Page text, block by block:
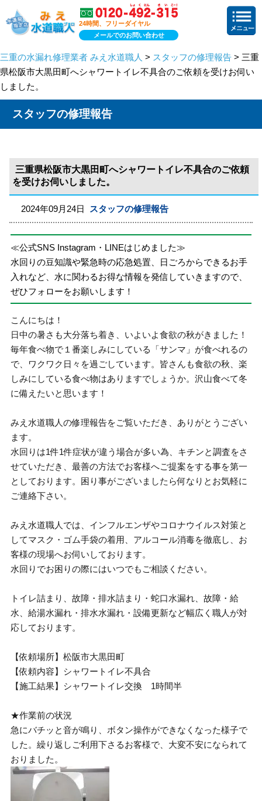
24時間、フリーダイヤル
メールでのお問い合わせ
三重の水漏れ修理業者 みえ水道職人 > スタッフの修理報告 > 三重
県松阪市大黒田町へシャワートイレ不具合のご依頼を受けお伺い
しました。
スタッフの修理報告
三重県松阪市大黒田町へシャワートイレ不具合のご依頼
を受けお伺いしました。
2024年09月24日 スタッフの修理報告
≪公式SNS Instagram・LINEはじめました≫
水回りの豆知識や緊急時の応急処置、日ごろからできるお手
入れなど、水に関わるお得な情報を発信していきますので、
ぜひフォローをお願いします！
こんにちは！
日中の暑さも大分落ち着き、いよいよ食欲の秋がきました！
毎年食べ物で１番楽しみにしている「サンマ」が食べれるの
で、ワクワク日々を過ごしています。皆さんも食欲の秋、楽
しみにしている食べ物はありますでしょうか。沢山食べて冬
に備えたいと思います！
みえ水道職人の修理報告をご覧いただき、ありがとうござい
ます。
水回りは1件1件症状が違う場合が多い為、キチンと調査をさ
せていただき、最善の方法でお客様へご提案をする事を第一
としております。困り事がございましたら何なりとお気軽に
ご連絡下さい。
みえ水道職人では、インフルエンザやコロナウイルス対策と
してマスク・ゴム手袋の着用、アルコール消毒を徹底し、お
客様の現場へお伺いしております。
水回りでお困りの際にはいつでもご相談ください。
トイレ詰まり、故障・排水詰まり・蛇口水漏れ、故障・給
水、給湯水漏れ・排水水漏れ・設備更新など幅広く職人が対
応しております。
【依頼場所】松阪市大黒田町
【依頼内容】シャワートイレ不具合
【施工結果】シャワートイレ交換 1時間半
★作業前の状況
急にバチッと音が鳴り、ボタン操作ができなくなった様子で
した。繰り返しご利用下さるお客様で、大変不安になられて
おりました。